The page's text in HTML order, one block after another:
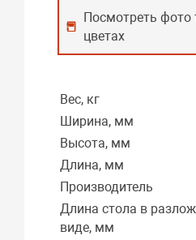
Посмотреть фото
цветах
Вес, кг
Ширина, мм
Высота, мм
Длина, мм
Производитель
Длина стола в
виде, мм